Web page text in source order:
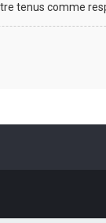
tenus comme